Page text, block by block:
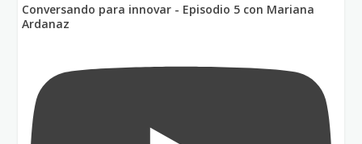
Conversando para innovar - Episodio 5 con Mariana
Ardanaz